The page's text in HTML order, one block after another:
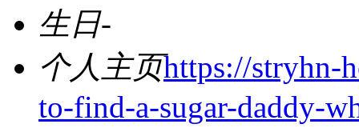
生日-
个人主页https://stryhn-
to-find-a-sugar-daddy-